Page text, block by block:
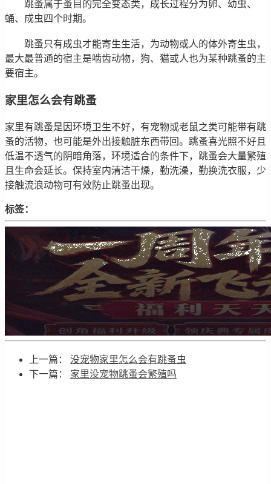
跳蚤属于蚤目的完全变态类，成长过程分为卵、幼虫、
蛹、成虫四个时期。
跳蚤只有成虫才能寄生生活，为动物或人的体外寄生虫，
最大最普通的宿主是啮齿动物，狗、猫或人也为某种跳蚤的主
要宿主。
家里怎么会有跳蚤
家里有跳蚤是因环境卫生不好，有宠物或老鼠之类可能带有跳
蚤的活物，也可能是外出接触脏东西带回。跳蚤喜光照不好且
低温不透气的阴暗角落，环境适合的条件下，跳蚤会大量繁殖
且生命会延长。保持室内清洁干燥，勤洗澡，勤换洗衣服，少
接触流浪动物可有效防止跳蚤出现。
标签：
上一篇： 没宠物家里怎么会有跳蚤虫
下一篇： 家里没宠物跳蚤会繁殖吗